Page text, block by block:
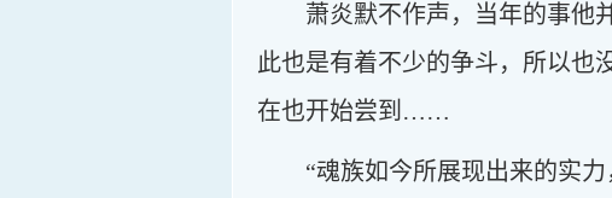
萧炎默不作声，当年的事他
此也是有着不少的争斗，所以也
在也开始尝到……
“魂族如今所展现出来的实